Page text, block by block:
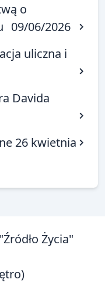
o
09/06/2026
uliczna i
Davida
26 kwietnia
Życia"